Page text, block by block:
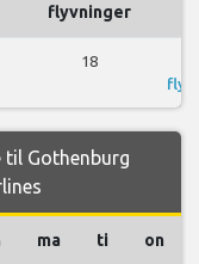
flyvninger
18
til Gothenburg
ma ti on